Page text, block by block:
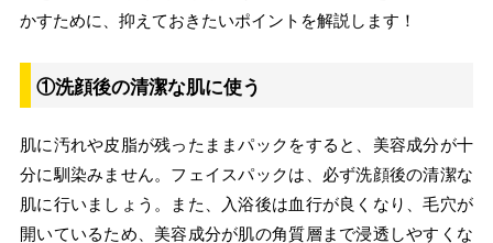
かすために、抑えておきたいポイントを解説します！
①洗顔後の清潔な肌に使う
肌に汚れや皮脂が残ったままパックをすると、美容成分が十
分に馴染みません。フェイスパックは、必ず洗顔後の清潔な
肌に行いましょう。また、入浴後は血行が良くなり、毛穴が
開いているため、美容成分が肌の角質層まで浸透しやすくな